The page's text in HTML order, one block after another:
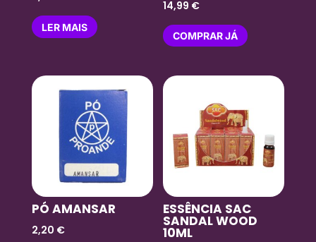
LER MAIS
14,99 €
COMPRAR JÁ
PÓ AMANSAR
2,20 €
ESSÊNCIA SAC
SANDAL WOOD
10ML